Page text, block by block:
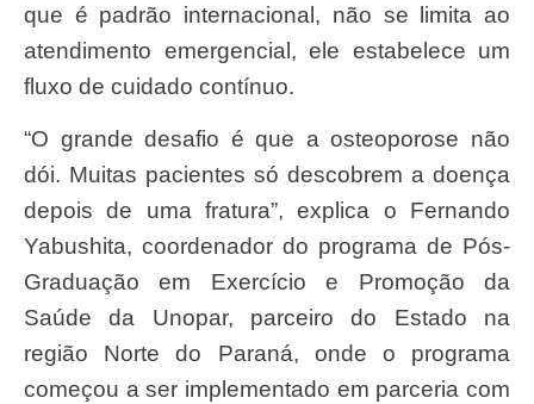
que é padrão internacional, não se limita ao
atendimento emergencial, ele estabelece um
fluxo de cuidado contínuo.
“O grande desafio é que a osteoporose não
dói. Muitas pacientes só descobrem a doença
depois de uma fratura”, explica o Fernando
Yabushita, coordenador do programa de Pós-
Graduação em Exercício e Promoção da
Saúde da Unopar, parceiro do Estado na
região Norte do Paraná, onde o programa
começou a ser implementado em parceria com